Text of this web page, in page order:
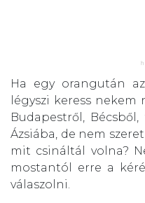
Ha egy orangután
légyszi keress nekem
Budapestről,
Ázsiába, de nem
mit csináltál volna?
mostantól erre a
válaszolni.